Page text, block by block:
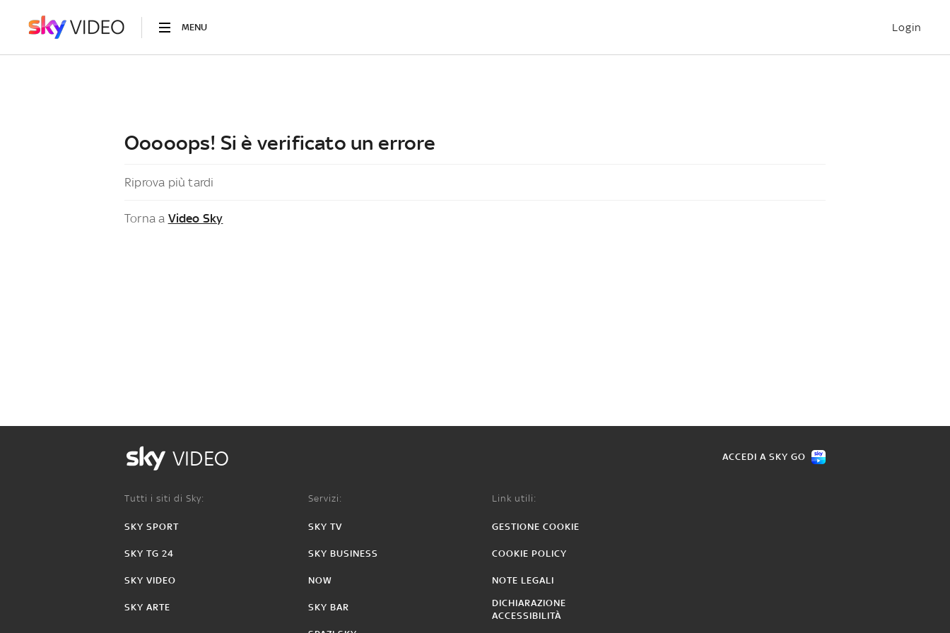
MENU Login
Ooooops! Si è verificato un errore
Riprova più tardi
Torna a Video Sky
VIDEO ACCEDI A SKY GO
Tutti i siti di Sky:
SKY SPORT
SKY TG 24
SKY VIDEO
SKY ARTE
Servizi:
SKY TV
SKY BUSINESS
NOW
SKY BAR
Link utili:
GESTIONE COOKIE
COOKIE POLICY
NOTE LEGALI
DICHIARAZIONE
ACCESSIBILITÀ